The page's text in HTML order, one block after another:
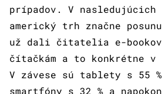
prípadov. V nasledujúcich
americký trh značne
už dali čitatelia e-bookov
čítačkám a to konkrétne v
V závese sú tablety s 55
smartfóny s 32 % a